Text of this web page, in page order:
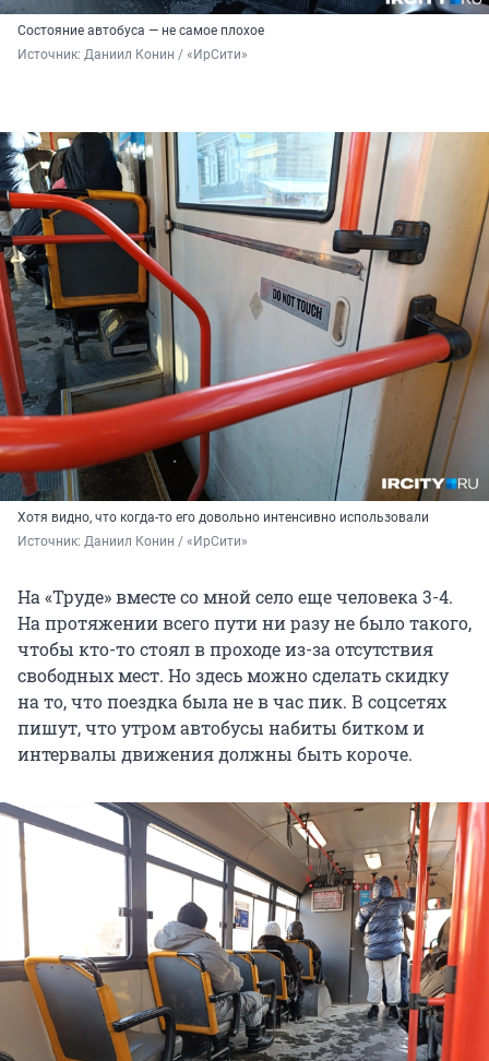
Состояние автобуса — не самое плохое
Источник: Даниил Конин / «ИрСити»
Хотя видно, что когда-то его довольно интенсивно использовали
Источник: Даниил Конин / «ИрСити»
На «Труде» вместе со мной село еще человека 3-4.
На протяжении всего пути ни разу не было такого,
чтобы кто-то стоял в проходе из-за отсутствия
свободных мест. Но здесь можно сделать скидку
на то, что поездка была не в час пик. В соцсетях
пишут, что утром автобусы набиты битком и
интервалы движения должны быть короче.